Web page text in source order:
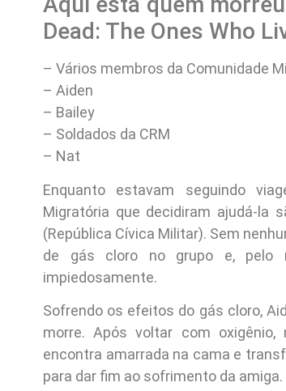
Dead: The Ones Who
– Vários membros da Comunidade
– Aiden
– Bailey
– Soldados da CRM
– Nat
Enquanto estavam seguindo
Migratória que decidiram ajudá-la
(República Cívica Militar). Sem
de gás cloro no grupo e, pelo
impiedosamente.
Sofrendo os efeitos do gás cloro,
morre. Após voltar com
encontra amarrada na cama e
para dar fim ao sofrimento da amiga.